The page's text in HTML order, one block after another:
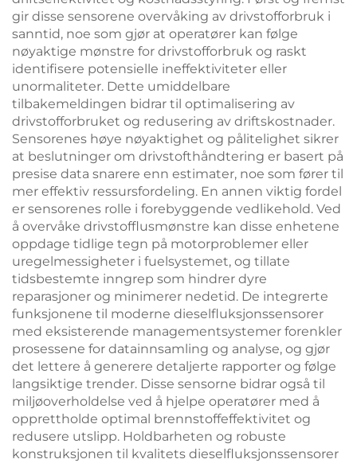
gir disse sensorene overvåking av drivstofforbruk i
sanntid, noe som gjør at operatører kan følge
nøyaktige mønstre for drivstofforbruk og raskt
identifisere potensielle ineffektiviteter eller
unormaliteter. Dette umiddelbare
tilbakemeldingen bidrar til optimalisering av
drivstofforbruket og redusering av driftskostnader.
Sensorenes høye nøyaktighet og pålitelighet sikrer
at beslutninger om drivstofthåndtering er basert på
presise data snarere enn estimater, noe som fører til
mer effektiv ressursfordeling. En annen viktig fordel
er sensorenes rolle i forebyggende vedlikehold. Ved
å overvåke drivstofflusmønstre kan disse enhetene
oppdage tidlige tegn på motorproblemer eller
uregelmessigheter i fuelsystemet, og tillate
tidsbestemte inngrep som hindrer dyre
reparasjoner og minimerer nedetid. De integrerte
funksjonene til moderne dieselfluksjonssensorer
med eksisterende managementsystemer forenkler
prosessene for datainnsamling og analyse, og gjør
det lettere å generere detaljerte rapporter og følge
langsiktige trender. Disse sensorne bidrar også til
miljøoverholdelse ved å hjelpe operatører med å
opprettholde optimal brennstoffeffektivitet og
redusere utslipp. Holdbarheten og robuste
konstruksjonen til kvalitets dieselfluksjonssensorer